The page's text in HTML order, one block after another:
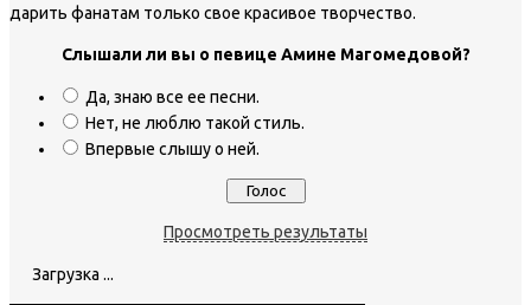
дарить фанатам только свое красивое творчество.
Слышали ли вы о певице Амине Магомедовой?
Да, знаю все ее песни.
Нет, не люблю такой стиль.
Впервые слышу о ней.
Просмотреть результаты
Загрузка ...